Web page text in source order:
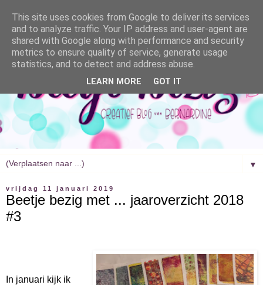
▼
vrijdag 11 januari 2019
Beetje bezig met ... jaaroverzicht 2018
#3
In januari kijk ik
This site uses cookies from Google to deliver its services
and to analyze traffic. Your IP address and user-agent are
shared with Google along with performance and security
metrics to ensure quality of service, generate usage
statistics, and to detect and address abuse.
LEARN MORE GOT IT